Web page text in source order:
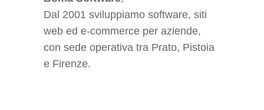
Dal 2001 sviluppiamo software, siti
web ed e-commerce per aziende,
con sede operativa tra Prato, Pistoia
e Firenze.